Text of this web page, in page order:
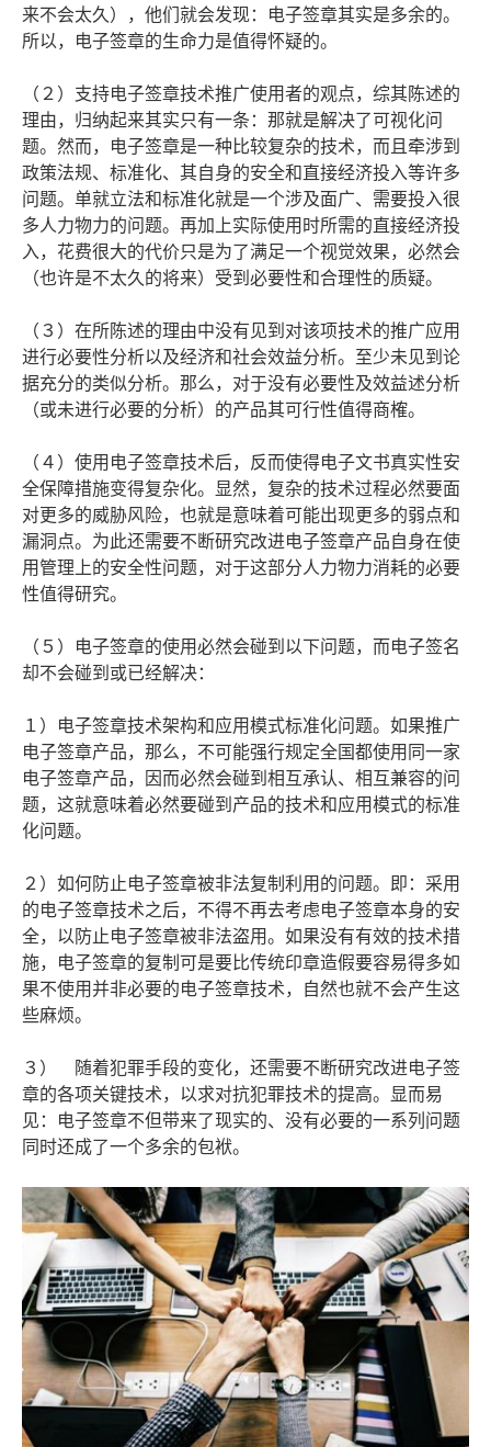
来不会太久），他们就会发现：电子签章其实是多余的。
所以，电子签章的生命力是值得怀疑的。
（２）支持电子签章技术推广使用者的观点，综其陈述的
理由，归纳起来其实只有一条：那就是解决了可视化问
题。然而，电子签章是一种比较复杂的技术，而且牵涉到
政策法规、标准化、其自身的安全和直接经济投入等许多
问题。单就立法和标准化就是一个涉及面广、需要投入很
多人力物力的问题。再加上实际使用时所需的直接经济投
入，花费很大的代价只是为了满足一个视觉效果，必然会
（也许是不太久的将来）受到必要性和合理性的质疑。
（３）在所陈述的理由中没有见到对该项技术的推广应用
进行必要性分析以及经济和社会效益分析。至少未见到论
据充分的类似分析。那么，对于没有必要性及效益述分析
（或未进行必要的分析）的产品其可行性值得商榷。
（４）使用电子签章技术后，反而使得电子文书真实性安
全保障措施变得复杂化。显然，复杂的技术过程必然要面
对更多的威胁风险，也就是意味着可能出现更多的弱点和
漏洞点。为此还需要不断研究改进电子签章产品自身在使
用管理上的安全性问题，对于这部分人力物力消耗的必要
性值得研究。
（５）电子签章的使用必然会碰到以下问题，而电子签名
却不会碰到或已经解决：
１）电子签章技术架构和应用模式标准化问题。如果推广
电子签章产品，那么，不可能强行规定全国都使用同一家
电子签章产品，因而必然会碰到相互承认、相互兼容的问
题，这就意味着必然要碰到产品的技术和应用模式的标准
化问题。
２）如何防止电子签章被非法复制利用的问题。即：采用
的电子签章技术之后，不得不再去考虑电子签章本身的安
全，以防止电子签章被非法盗用。如果没有有效的技术措
施，电子签章的复制可是要比传统印章造假要容易得多如
果不使用并非必要的电子签章技术，自然也就不会产生这
些麻烦。
３） 随着犯罪手段的变化，还需要不断研究改进电子签
章的各项关键技术，以求对抗犯罪技术的提高。显而易
见：电子签章不但带来了现实的、没有必要的一系列问题
同时还成了一个多余的包袱。